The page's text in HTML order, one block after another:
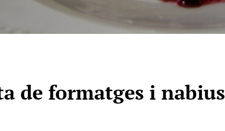
de formatges i nabius